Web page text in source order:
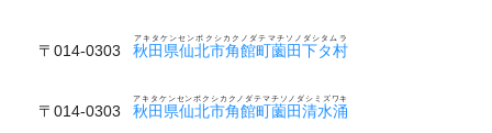
〒014-0303 秋田県仙北市角館町薗田下タ村
アキタケンセンボクシカクノダテマチソノダシタムラ
〒014-0303 秋田県仙北市角館町薗田清水涌
アキタケンセンボクシカクノダテマチソノダシミズワキ